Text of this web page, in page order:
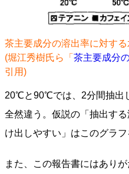
茶主要成分の溶出率に対す
(堀江秀樹氏ら「 茶主要成分
引用)
20℃と90℃では、2分間抽出
全然違う。仮説の「抽出す
け出しやすい」はこのグラ
また、この報告書にはあり